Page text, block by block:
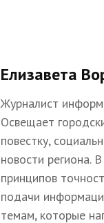
Елизавета
Журналист
Освещает
повестку,
новости региона.
принципов
подачи
темам, которые